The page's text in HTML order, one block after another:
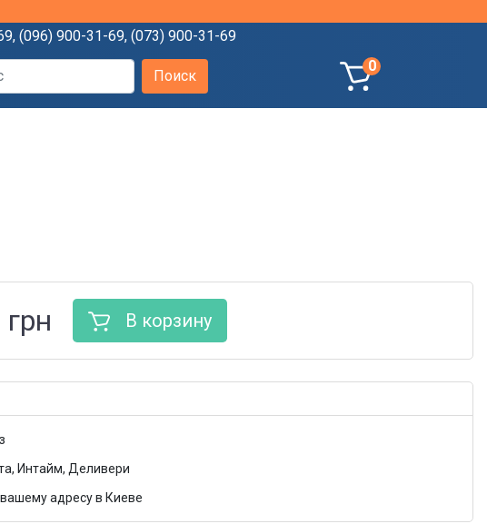
, (096) 900-31-69, (073) 900-31-69
0
грн В корзину
Интайм, Деливери
адресу в Киеве